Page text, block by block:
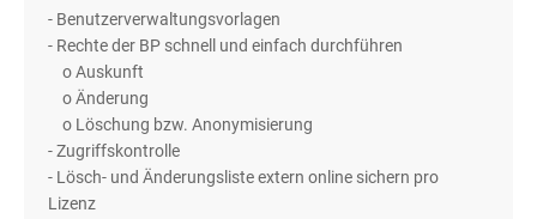
- Benutzerverwaltungsvorlagen
- Rechte der BP schnell und einfach durchführen
o Auskunft
o Änderung
o Löschung bzw. Anonymisierung
- Zugriffskontrolle
- Lösch- und Änderungsliste extern online sichern pro
Lizenz